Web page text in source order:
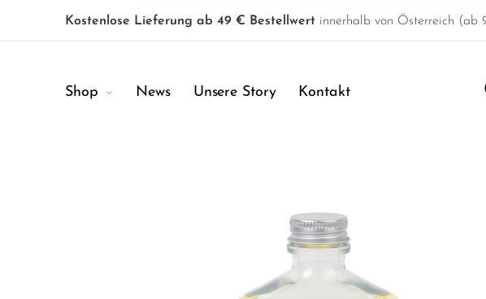
Kostenlose Lieferung ab 49 € Bestellwert innerhalb von Österreich (ab
Shop News Unsere Story Kontakt